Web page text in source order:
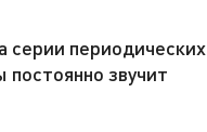
серии периодических
звучит